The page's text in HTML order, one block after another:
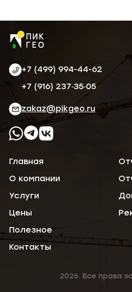
+7 (499) 994-44-62
‪+7 (916) 237‑35‑05‬
zakaz@pikgeo.ru
Главная
О компании
Услуги
Цены
Полезное
Контакты
2026. Все права